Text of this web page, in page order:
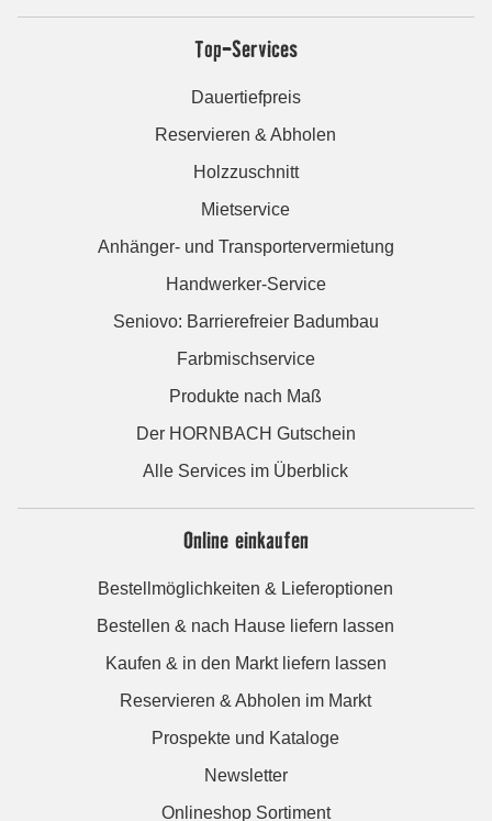
Top-Services
Dauertiefpreis
Reservieren & Abholen
Holzzuschnitt
Mietservice
Anhänger- und Transportervermietung
Handwerker-Service
Seniovo: Barrierefreier Badumbau
Farbmischservice
Produkte nach Maß
Der HORNBACH Gutschein
Alle Services im Überblick
Online einkaufen
Bestellmöglichkeiten & Lieferoptionen
Bestellen & nach Hause liefern lassen
Kaufen & in den Markt liefern lassen
Reservieren & Abholen im Markt
Prospekte und Kataloge
Newsletter
Onlineshop Sortiment